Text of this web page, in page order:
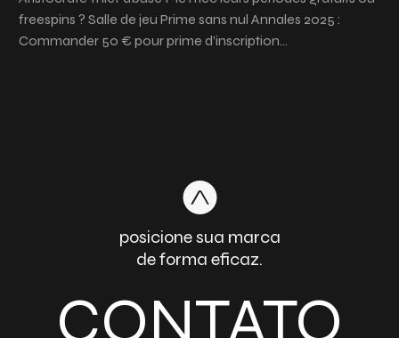
freespins ? Salle de jeu Prime sans nul Annales 2025 :
Commander 50 € pour prime d’inscription…
posicione sua marca
de forma eficaz.
CONTATO